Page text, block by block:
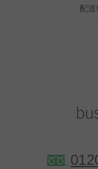
配送